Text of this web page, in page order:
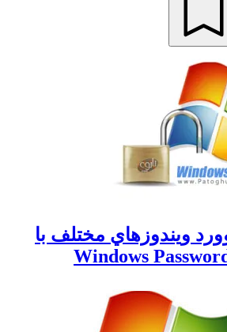
ويندوزهاي مختلف با
Windows